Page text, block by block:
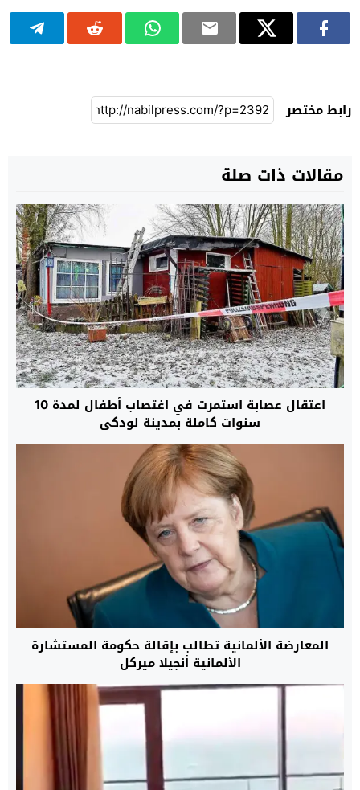
رابط مختصر
مقالات ذات صلة
اعتقال عصابة استمرت في اغتصاب أطفال لمدة 10
سنوات كاملة بمدينة لودكي
المعارضة الألمانية تطالب بإقالة حكومة المستشارة
الألمانية أنجيلا ميركل